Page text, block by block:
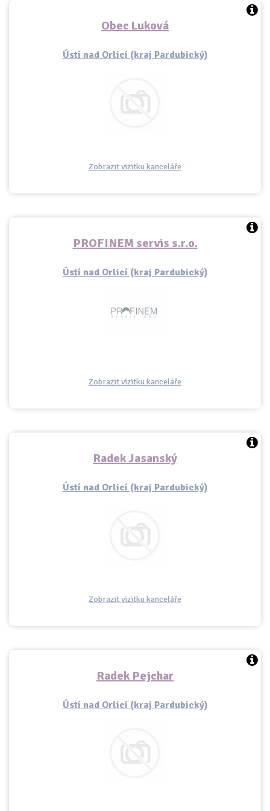
Obec Luková
Ústí nad Orlicí (kraj Pardubický)
Zobrazit vizitku kanceláře
PROFINEM servis s.r.o.
Ústí nad Orlicí (kraj Pardubický)
Zobrazit vizitku kanceláře
Radek Jasanský
Ústí nad Orlicí (kraj Pardubický)
Zobrazit vizitku kanceláře
Radek Pejchar
Ústí nad Orlicí (kraj Pardubický)